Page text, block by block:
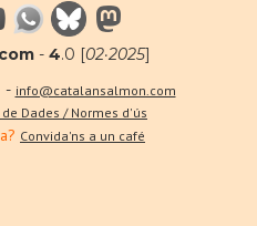
- 4.0 [02·2025]
- info@catalansalmon.com
Dades / Normes d'ús
Convida'ns a un café